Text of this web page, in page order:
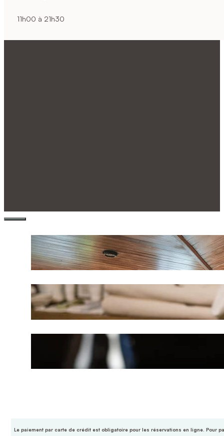
11h00 à 21h30
Le paiement par carte de crédit est obligatoire pour les réservations en ligne. Pour